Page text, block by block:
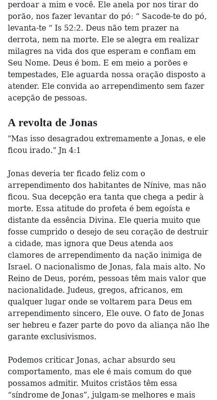
perdoar a mim e você. Ele anela por nos tirar do
porão, nos fazer levantar do pó: “ Sacode-te do pó,
levanta-te “ Is 52:2. Deus não tem prazer na
derrota, nem na morte. Ele se alegra em realizar
milagres na vida dos que esperam e confiam em
Seu Nome. Deus é bom. E em meio a porões e
tempestades, Ele aguarda nossa oração disposto a
atender. Ele convida ao arrependimento sem fazer
acepção de pessoas.
A revolta de Jonas
"Mas isso desagradou extremamente a Jonas, e ele
ficou irado." Jn 4:1
Jonas deveria ter ficado feliz com o
arrependimento dos habitantes de Nínive, mas não
ficou. Sua decepção era tanta que chega a pedir à
morte. Essa atitude do profeta é bem egoísta e
distante da essência Divina. Ele queria muito que
fosse cumprido o desejo de seu coração de destruir
a cidade, mas ignora que Deus atenda aos
clamores de arrependimento da nação inimiga de
Israel. O nacionalismo de Jonas, fala mais alto. No
Reino de Deus, porém, pessoas têm mais valor que
nacionalidade. Judeus, gregos, africanos, em
qualquer lugar onde se voltarem para Deus em
arrependimento sincero, Ele ouve. O fato de Jonas
ser hebreu e fazer parte do povo da aliança não lhe
garante exclusivismos.
Podemos criticar Jonas, achar absurdo seu
comportamento, mas ele é mais comum do que
possamos admitir. Muitos cristãos têm essa
“síndrome de Jonas”, julgam-se melhores e mais